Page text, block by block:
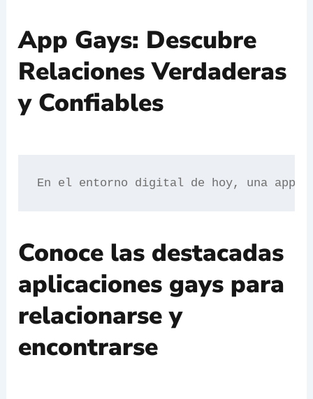
App Gays: Descubre
Relaciones Verdaderas
y Confiables
En el entorno digital de hoy, una app
Conoce las destacadas
aplicaciones gays para
relacionarse y
encontrarse